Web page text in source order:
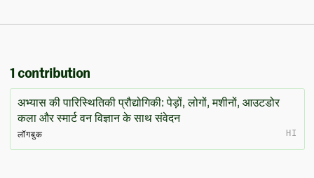
1 contribution
अभ्यास की पारिस्थितिकी प्रौद्योगिकी: पेड़ों, लोगों, मशीनों, आउटडोर
कला और स्मार्ट वन विज्ञान के साथ संवेदन
लॉगबुक HI